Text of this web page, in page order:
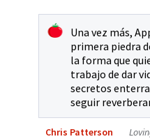
Una vez más,
primera piedra
la forma que
trabajo de dar
secretos
seguir
Chris Patterson